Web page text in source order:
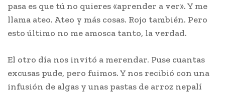
pasa es que tú no quieres «aprender a ver». Y me
llama ateo. Ateo y más cosas. Rojo también. Pero
esto último no me amosca tanto, la verdad.
El otro día nos invitó a merendar. Puse cuantas
excusas pude, pero fuimos. Y nos recibió con una
infusión de algas y unas pastas de arroz nepalí